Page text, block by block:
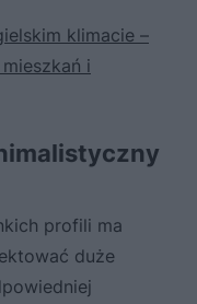
klimacie –
i
profili ma
duże